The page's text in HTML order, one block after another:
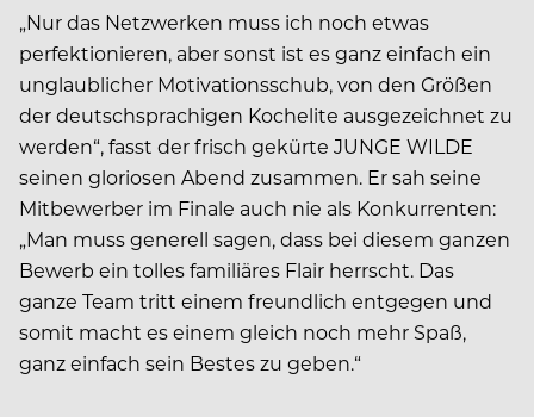
„Nur das Netzwerken muss ich noch etwas
perfektionieren, aber sonst ist es ganz einfach ein
unglaublicher Motivationsschub, von den Größen
der deutschsprachigen Kochelite ausgezeichnet zu
werden“, fasst der frisch gekürte JUNGE WILDE
seinen gloriosen Abend zusammen. Er sah seine
Mitbewerber im Finale auch nie als Konkurrenten:
„Man muss generell sagen, dass bei diesem ganzen
Bewerb ein tolles familiäres Flair herrscht. Das
ganze Team tritt einem freundlich entgegen und
somit macht es einem gleich noch mehr Spaß,
ganz einfach sein Bestes zu geben.“